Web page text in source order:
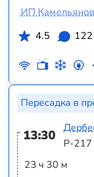
ИП
4.5
122
Пересадка в
13:30
23 ч 30 м
Р-217